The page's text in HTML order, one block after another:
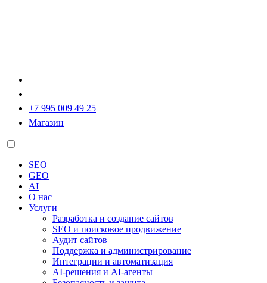
+7 995 009 49 25
Магазин
SEO
GEO
AI
О нас
Услуги
Разработка и создание сайтов
SEO и поисковое продвижение
Аудит сайтов
Поддержка и администрирование
Интеграции и автоматизация
AI-решения и AI-агенты